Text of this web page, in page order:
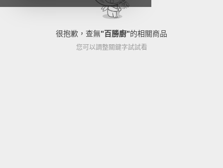
很抱歉，查無"百勝廚"的相關商品
您可以調整關鍵字試試看